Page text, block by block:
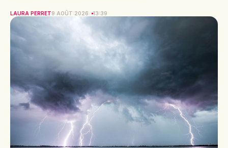
LAURA PERRET9 AOÛT 2026 13:39